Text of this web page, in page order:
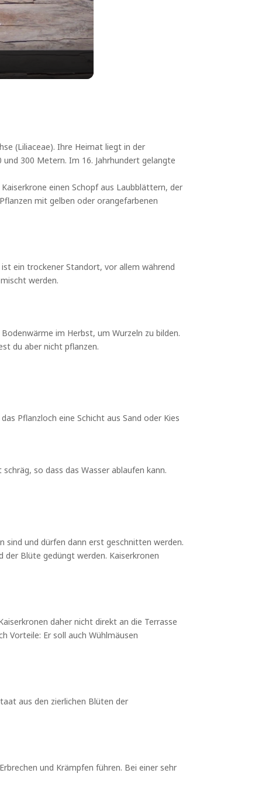
(Liliaceae). Ihre Heimat liegt in der
300 Metern. Im 16. Jahrhundert gelangte
einen Schopf aus Laubblättern, der
mit gelben oder orangefarbenen
ein trockener Standort, vor allem während
werden.
im Herbst, um Wurzeln zu bilden.
du aber nicht pflanzen.
Pflanzloch eine Schicht aus Sand oder Kies
so dass das Wasser ablaufen kann.
sind und dürfen dann erst geschnitten werden.
Blüte gedüngt werden. Kaiserkronen
daher nicht direkt an die Terrasse
Vorteile: Er soll auch Wühlmäusen
aus den zierlichen Blüten der
und Krämpfen führen. Bei einer sehr